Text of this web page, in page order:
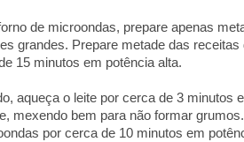
de microondas, prepare apenas
grandes. Prepare metade das
15 minutos em potência alta.
aqueça o leite por cerca de 3 minutos
mexendo bem para não formar
por cerca de 10 minutos em